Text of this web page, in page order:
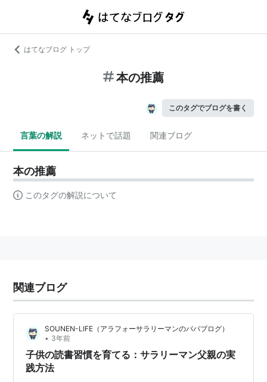
はてなブログ トップ
本の推薦
このタグでブログを書く
言葉の解説 ネットで話題 関連ブログ
本の推薦
このタグの解説について
関連ブログ
SOUNEN-LIFE（アラフォーサラリーマンのパパブログ）
• 3年前
子供の読書習慣を育てる：サラリーマン父親の実
践方法